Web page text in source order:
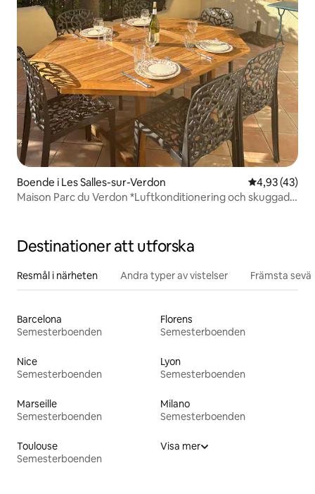
Boende i Les Salles-sur-Verdon 4,93 av 5 i
4,93 (43)
Maison Parc du Verdon *Luftkonditionering och skuggad
Destinationer att utforska
Resmål i närheten Andra typer av vistelser Främsta
Barcelona
Semesterboenden
Florens
Semesterboenden
Nice
Semesterboenden
Lyon
Semesterboenden
Marseille
Semesterboenden
Milano
Semesterboenden
Toulouse
Semesterboenden
Visa mer